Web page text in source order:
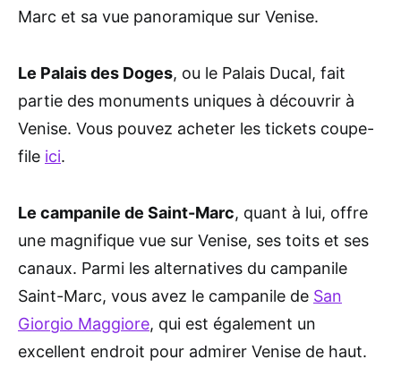
Marc et sa vue panoramique sur Venise.
Le Palais des Doges, ou le Palais Ducal, fait
partie des monuments uniques à découvrir à
Venise. Vous pouvez acheter les tickets coupe-
file ici.
Le campanile de Saint-Marc, quant à lui, offre
une magnifique vue sur Venise, ses toits et ses
canaux. Parmi les alternatives du campanile
Saint-Marc, vous avez le campanile de San
Giorgio Maggiore, qui est également un
excellent endroit pour admirer Venise de haut.